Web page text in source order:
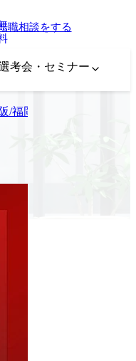
職相談をする
考会・セミナー
/福岡】